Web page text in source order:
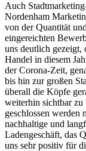
Auch
Nordenham
von der Quantität
eingereichten
uns deutlich gezeigt,
Handel in diesem
der Corona-Zeit,
bis hin zur großen
überall die Köpfe
weiterhin sichtbar zu
geschlossen werden
nachhaltige und
Ladengeschäft, das
uns sehr positiv für